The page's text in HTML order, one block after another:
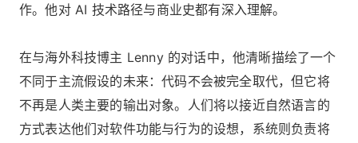
作。他对 AI 技术路径与商业史都有深入理解。
在与海外科技博主 Lenny 的对话中，他清晰描绘了一个
不同于主流假设的未来：代码不会被完全取代，但它将
不再是人类主要的输出对象。人们将以接近自然语言的
方式表达他们对软件功能与行为的设想，系统则负责将